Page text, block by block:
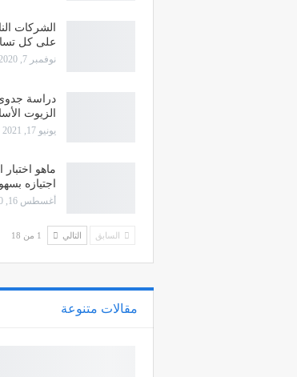
الشركات
على كل
نوفمبر 7, 2020
دراسة
الزيوت
يونيو 17, 2021
اجتيازه
أغسطس 16, 2020
السابق التالي 1 من 18
مقالات متنوعة